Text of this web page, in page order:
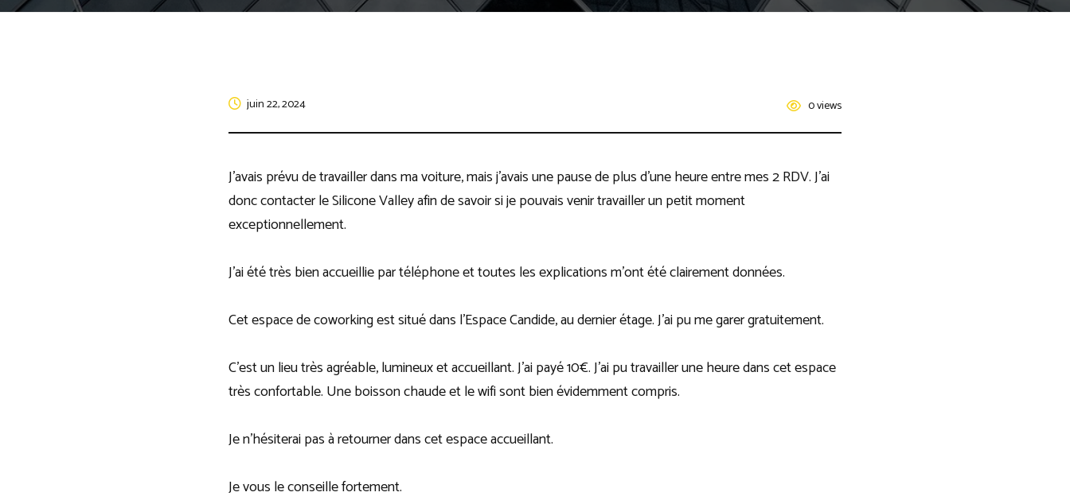
juin 22, 2024 0 views
J’avais prévu de travailler dans ma voiture, mais j’avais une pause de plus d’une heure entre mes 2 RDV. J’ai
donc contacter le Silicone Valley afin de savoir si je pouvais venir travailler un petit moment
exceptionnellement.
J’ai été très bien accueillie par téléphone et toutes les explications m’ont été clairement données.
Cet espace de coworking est situé dans l’Espace Candide, au dernier étage. J’ai pu me garer gratuitement.
C’est un lieu très agréable, lumineux et accueillant. J’ai payé 10€. J’ai pu travailler une heure dans cet espace
très confortable. Une boisson chaude et le wifi sont bien évidemment compris.
Je n’hésiterai pas à retourner dans cet espace accueillant.
Je vous le conseille fortement.